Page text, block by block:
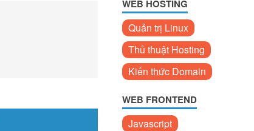
WEB HOSTING
Quản trị Linux
Thủ thuật Hosting
Kiến thức Domain
WEB FRONTEND
Javascript